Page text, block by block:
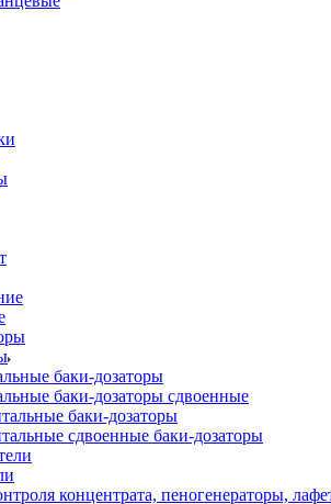
баки-дозаторы
баки-дозаторы сдвоенные
баки-дозаторы
сдвоенные баки-дозаторы